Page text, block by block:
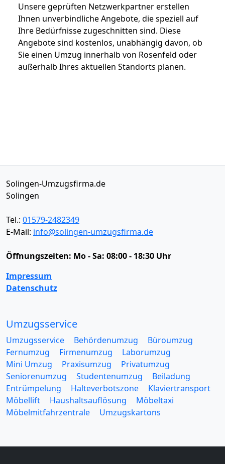
Unsere geprüften Netzwerkpartner erstellen
Ihnen unverbindliche Angebote, die speziell auf
Ihre Bedürfnisse zugeschnitten sind. Diese
Angebote sind kostenlos, unabhängig davon, ob
Sie einen Umzug innerhalb von Rosenfeld oder
außerhalb Ihres aktuellen Standorts planen.
Solingen-Umzugsfirma.de
Solingen
Tel.: 01579-2482349
E-Mail: info@solingen-umzugsfirma.de
Öffnungszeiten: Mo - Sa: 08:00 - 18:30 Uhr
Impressum
Datenschutz
Umzugsservice
Umzugsservice Behördenumzug
Büroumzug
Fernumzug
Firmenumzug
Laborumzug
Mini Umzug
Praxisumzug
Privatumzug
Seniorenumzug
Studentenumzug
Beiladung
Entrümpelung
Halteverbotszone
Klaviertransport
Möbellift
Haushaltsauflösung
Möbeltaxi
Möbelmitfahrzentrale
Umzugskartons